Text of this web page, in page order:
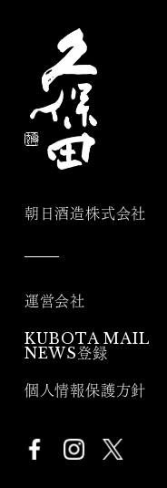
朝日酒造株式会社
運営会社
KUBOTA MAIL
NEWS登録
個人情報保護方針